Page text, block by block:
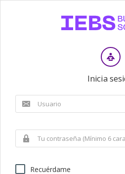
Inicia
Recuérdame